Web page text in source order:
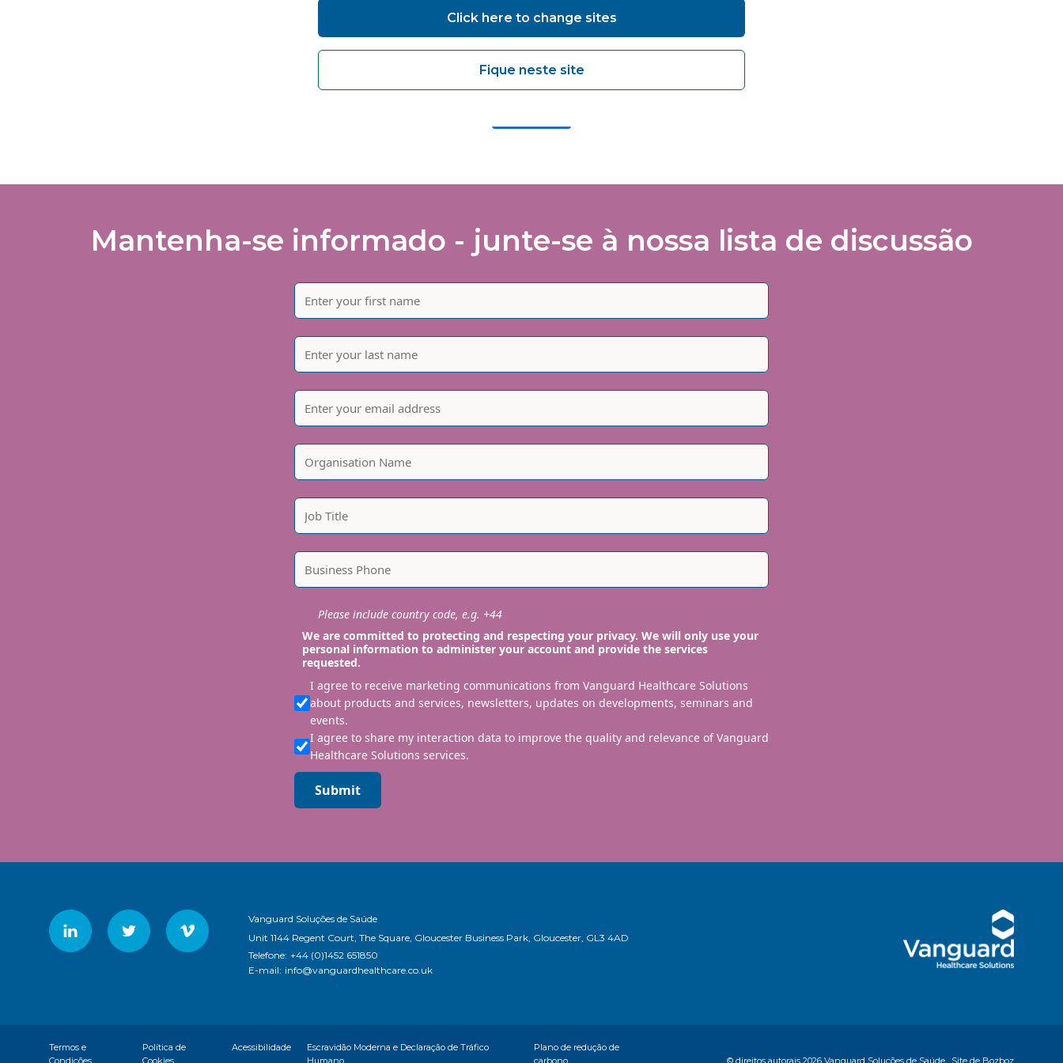
Solutions about products and services, newsletters, updates on
developments, seminars and events.
of Vanguard Healthcare Solutions services.
Mantenha-se informado - junte-se à nossa lista de discussão
Please include country code, e.g. +44
We are committed to protecting and respecting your privacy. We will only use your
personal information to administer your account and provide the services
requested.
I agree to receive marketing communications from Vanguard Healthcare Solutions
about products and services, newsletters, updates on developments, seminars and
events.
I agree to share my interaction data to improve the quality and relevance of Vanguard
Healthcare Solutions services.
Submit
Vanguard Soluções de Saúde
Unit 1144 Regent Court, The Square, Gloucester Business Park, Gloucester, GL3 4AD
Telefone: +44 (0)1452 651850
E-mail: info@vanguardhealthcare.co.uk
Termos e
Condições
Política de
Cookies
Acessibilidade
Escravidão Moderna e Declaração de Tráfico
Humano
Plano de redução de
carbono
© direitos autorais 2026 Vanguard Soluções de Saúde Site de Bozboz
Click here to change sites
Fique neste site